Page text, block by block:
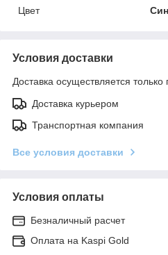
Цвет
Условия доставки
Доставка осуществляется только
Доставка курьером
Транспортная компания
Все условия доставки
Условия оплаты
Безналичный расчет
Оплата на Kaspi Gold